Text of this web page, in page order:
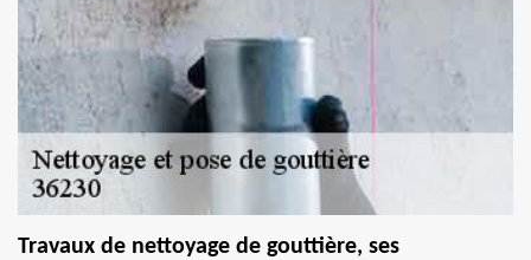
Travaux de nettoyage de gouttière, ses